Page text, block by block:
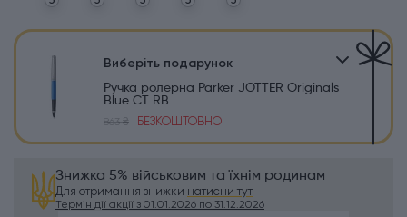
Виберіть подарунок
Ручка ролерна Parker JOTTER Originals
Blue CT RB
863 ₴
БЕЗКОШТОВНО
Знижка 5% військовим та їхнім родинам
Для отримання знижки натисни тут
Термін дії акції з 01.01.2026 по 31.12.2026